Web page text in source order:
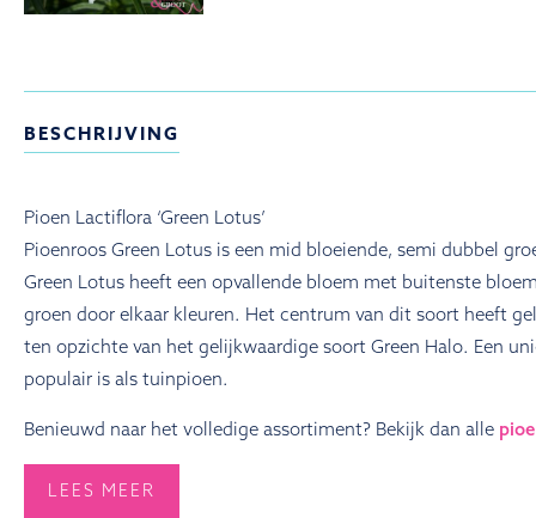
BESCHRIJVING
Pioen Lactiflora ‘Green Lotus’
Pioenroos Green Lotus is een mid bloeiende, semi dubbel
Green Lotus heeft een opvallende bloem met buitenste
groen door elkaar kleuren. Het centrum van dit soort heeft
ten opzichte van het gelijkwaardige soort Green Halo. Een
populair is als tuinpioen.
Benieuwd naar het volledige assortiment? Bekijk dan alle
LEES MEER